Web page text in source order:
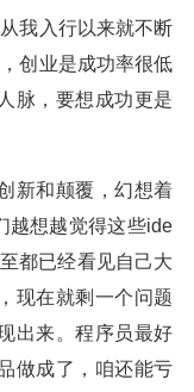
我入行以来就不断
创业是成功率很低
脉，要想成功更是
新和颠覆，幻想着
越想越觉得这些ide
都已经看见自己大
现在就剩一个问题
出来。程序员最好
做成了，咱还能亏